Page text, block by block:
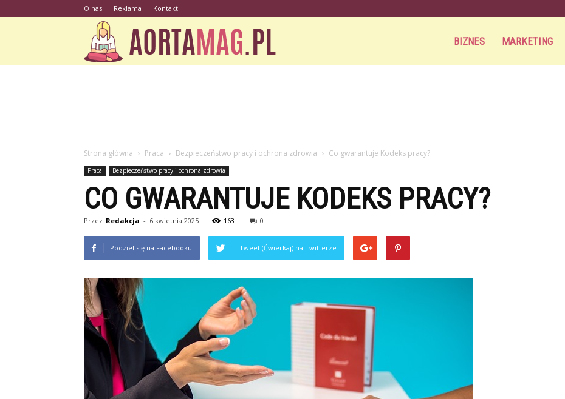
O nas Reklama Kontakt
BIZNES MARKETING
Strona główna Praca Bezpieczeństwo pracy i ochrona zdrowia Co gwarantuje Kodeks pracy?
Praca Bezpieczeństwo pracy i ochrona zdrowia
CO GWARANTUJE KODEKS PRACY?
Przez Redakcja - 6 kwietnia 2025 163 0
Podziel się na Facebooku Tweet (Ćwierkaj) na Twitterze